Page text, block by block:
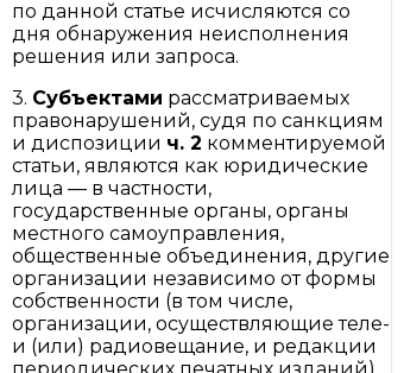
по данной статье исчисляются со
дня обнаружения неисполнения
решения или запроса.
3. Субъектами рассматриваемых
правонарушений, судя по санкциям
и диспозиции ч. 2 комментируемой
статьи, являются как юридические
лица — в частности,
государственные органы, органы
местного самоуправления,
общественные объединения, другие
организации независимо от формы
собственности (в том числе,
организации, осуществляющие теле-
и (или) радиовещание, и редакции